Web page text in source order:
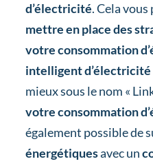
d’électricité. Cela
mettre en place des
votre consommation
intelligent d’électricité
mieux sous le nom «
votre consommation
également possible de
énergétiquesavec un